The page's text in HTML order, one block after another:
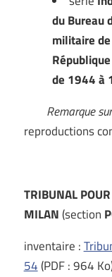
du Bureau
militaire
de 1944 à
Remarque sur
reproductions
TRIBUNAL
MILAN(section
inventaire :
54(PDF : 964